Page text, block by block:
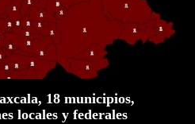
18 municipios,
locales y federales